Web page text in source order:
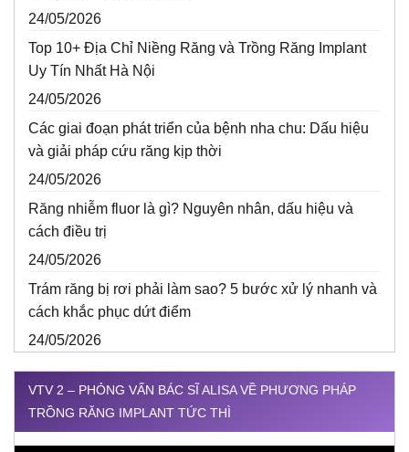
24/05/2026
Top 10+ Địa Chỉ Niềng Răng và Trồng Răng Implant
Uy Tín Nhất Hà Nội
24/05/2026
Các giai đoạn phát triển của bệnh nha chu: Dấu hiệu
và giải pháp cứu răng kịp thời
24/05/2026
Răng nhiễm fluor là gì? Nguyên nhân, dấu hiệu và
cách điều trị
24/05/2026
Trám răng bị rơi phải làm sao? 5 bước xử lý nhanh và
cách khắc phục dứt điểm
24/05/2026
VTV 2 – PHỎNG VẤN BÁC SĨ ALISA VỀ PHƯƠNG PHÁP
TRỒNG RĂNG IMPLANT TỨC THÌ